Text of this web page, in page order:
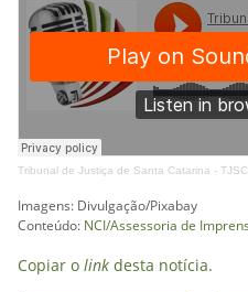
Tribunal de Justiça de Santa Catarina - TJSC
Imagens: Divulgação/Pixabay
Conteúdo: NCI/Assessoria de
Copiar o link desta notícia.